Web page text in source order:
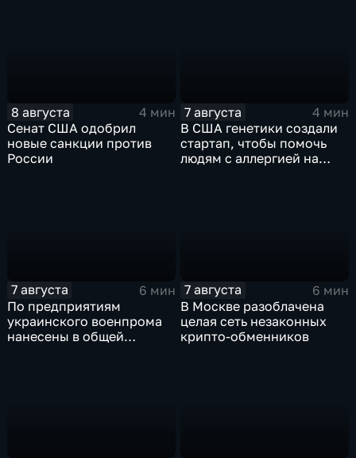
8 августа
4 мин
Сенат США одобрил
новые санкции против
России
7 августа
4 мин
В США генетики создали
стартап, чтобы помочь
людям с аллергией на
7 августа
6 мин
По предприятиям
украинского военпрома
нанесены в общей
7 августа
6 мин
В Москве разоблачена
целая сеть незаконных
крипто-обменников